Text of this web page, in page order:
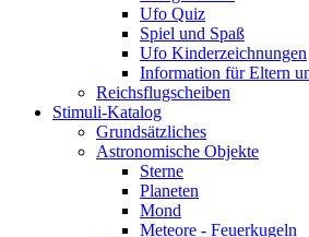
Ufo Quiz
Spiel und Spaß
Ufo Kinderzeichnungen
Information für Eltern
Reichsflugscheiben
Stimuli-Katalog
Grundsätzliches
Astronomische Objekte
Sterne
Planeten
Mond
Meteore - Feuerkugeln